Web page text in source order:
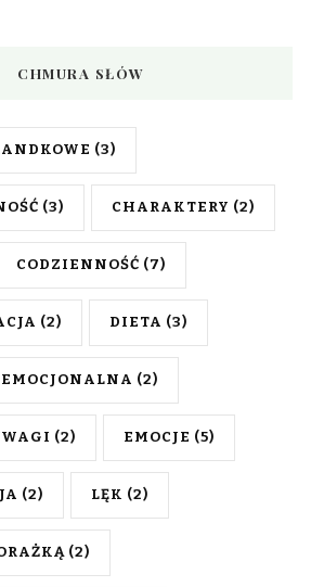
CHMURA SŁÓW
(3)
(3) CHARAKTERY (2)
CODZIENNOŚĆ (7)
(2) DIETA (3)
EMOCJONALNA (2)
(2) EMOCJE (5)
(2) LĘK (2)
(2)